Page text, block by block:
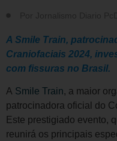
A Smile Train,
Craniofaciais 2024,
com fissuras no Brasil.
A Smile Train, a maior
patrocinadora oficial do
Este prestigiado evento,
reunirá os principais